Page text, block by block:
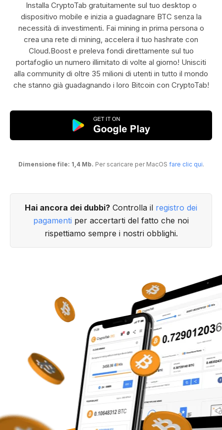
Installa CryptoTab gratuitamente sul tuo desktop o
dispositivo mobile e inizia a guadagnare BTC senza la
necessità di investimenti. Fai mining in prima persona o
crea una rete di mining, accelera il tuo hashrate con
Cloud.Boost e preleva fondi direttamente sul tuo
portafoglio un numero illimitato di volte al giorno! Unisciti
alla community di oltre 35 milioni di utenti in tutto il mondo
che stanno già guadagnando i loro Bitcoin con CryptoTab!
Dimensione file: 1,4 Mb. Per scaricare per MacOS fare clic qui.
Hai ancora dei dubbi? Controlla il registro dei
pagamenti per accertarti del fatto che noi
rispettiamo sempre i nostri obblighi.